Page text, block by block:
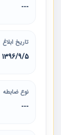
---
تاریخ ابلاغ
1396/9/5
نوع ضابطه
---